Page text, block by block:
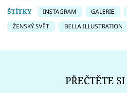
ŠTÍTKY
INSTAGRAM GALERIE
ŽENSKÝ SVĚT
BELLA.ILLUSTRATION
PŘEČTĚTE